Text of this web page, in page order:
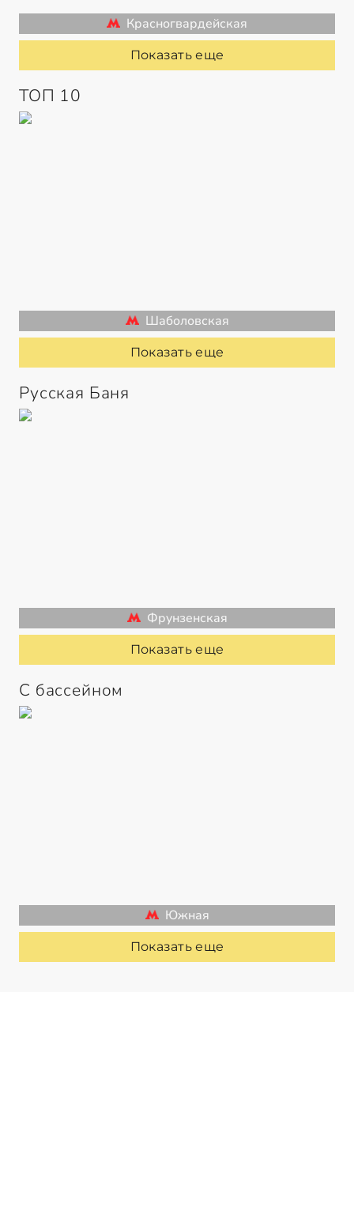
Красногвардейская
Показать еще
ТОП 10
Шаболовская
Показать еще
Русская Баня
Фрунзенская
Показать еще
С бассейном
Южная
Показать еще